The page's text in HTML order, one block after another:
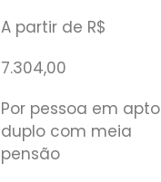
A partir de R$
7.304,00
Por pessoa em apto
duplo com meia
pensão